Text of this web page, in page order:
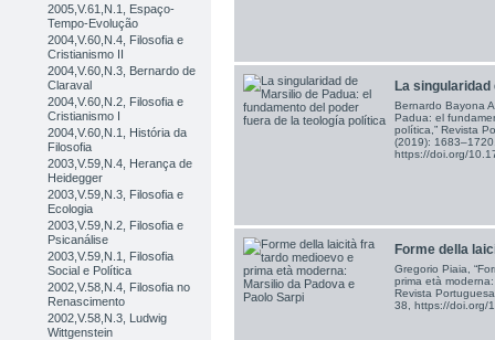
2005,V.61,N.1, Espaço-
Tempo-Evolução
2004,V.60,N.4, Filosofia e
Cristianismo II
2004,V.60,N.3, Bernardo de
Claraval
2004,V.60,N.2, Filosofia e
Cristianismo I
2004,V.60,N.1, História da
Filosofia
2003,V.59,N.4, Herança de
Heidegger
2003,V.59,N.3, Filosofia e
Ecologia
2003,V.59,N.2, Filosofia e
Psicanálise
2003,V.59,N.1, Filosofia
Social e Política
2002,V.58,N.4, Filosofia no
Renascimento
2002,V.58,N.3, Ludwig
Wittgenstein
La singularidad
Bernardo Bayona
Padua: el
política,” Revista
(2019):
https://doi.org/
Forme della
Gregorio Piaia,
prima età
Revista
38, https://doi.org/